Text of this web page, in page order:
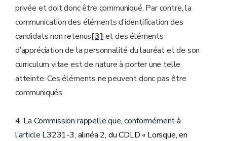
privée et doit donc être communiqué. Par contre, la
communication des éléments d’identification des
candidats non retenus[3] et des éléments
d’appréciation de la personnalité du lauréat et de son
curriculum vitae est de nature à porter une telle
atteinte. Ces éléments ne peuvent donc pas être
communiqués.
4. La Commission rappelle que, conformément à
l’article L3231-3, alinéa 2, du CDLD « Lorsque, en